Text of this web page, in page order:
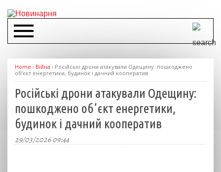
Home › Війна › Російські дрони атакували Одещину: пошкоджено
обʼєкт енергетики, будинок і дачний кооператив
Російські дрони атакували Одещину:
пошкоджено обʼєкт енергетики,
будинок і дачний кооператив
29/03/2026 09:44